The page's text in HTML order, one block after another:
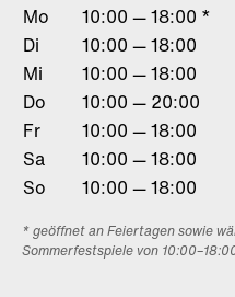
Mo
10:00 — 18:00 *
Di
10:00 — 18:00
Mi
10:00 — 18:00
Do
10:00 — 20:00
Fr
10:00 — 18:00
Sa
10:00 — 18:00
So
10:00 — 18:00
* geöffnet an Feiertagen sowie
Sommerfestspiele von